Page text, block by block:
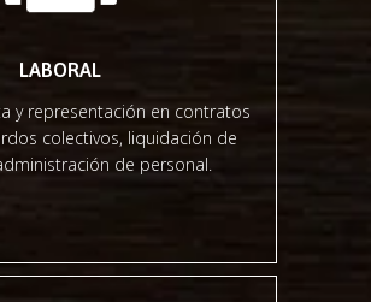
LABORAL
y representación en contratos
colectivos, liquidación de
de personal.